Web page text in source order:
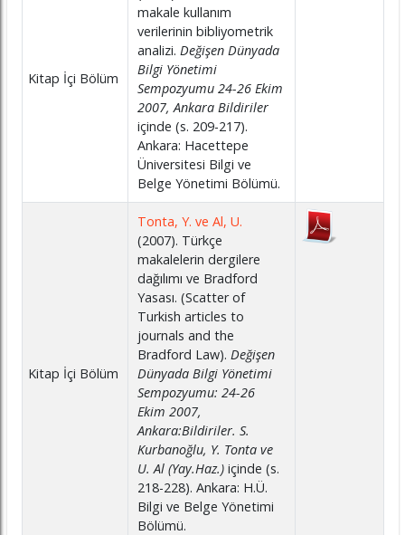
Kitap İçi Bölüm
makale kullanım
verilerinin bibliyometrik
analizi. Değişen Dünyada
Bilgi Yönetimi
Sempozyumu 24-26 Ekim
2007, Ankara Bildiriler
içinde (s. 209-217).
Ankara: Hacettepe
Üniversitesi Bilgi ve
Belge Yönetimi Bölümü.
Kitap İçi Bölüm
Tonta, Y. ve Al, U.
(2007). Türkçe
makalelerin dergilere
dağılımı ve Bradford
Yasası. (Scatter of
Turkish articles to
journals and the
Bradford Law). Değişen
Dünyada Bilgi Yönetimi
Sempozyumu: 24-26
Ekim 2007,
Ankara:Bildiriler. S.
Kurbanoğlu, Y. Tonta ve
U. Al (Yay.Haz.)içinde (s.
218-228). Ankara: H.Ü.
Bilgi ve Belge Yönetimi
Bölümü.